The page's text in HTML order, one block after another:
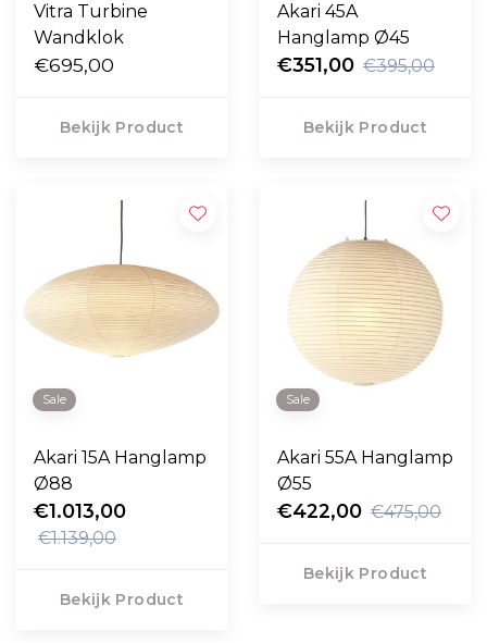
Vitra Turbine
Wandklok
€695,00
Bekijk Product
Akari 45A
Hanglamp Ø45
€351,00 €395,00
Bekijk Product
Sale
Akari 15A Hanglamp
Ø88
€1.013,00
€1.139,00
Bekijk Product
Sale
Akari 55A Hanglamp
Ø55
€422,00 €475,00
Bekijk Product